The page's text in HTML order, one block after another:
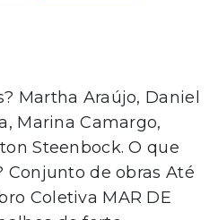
Martha Araújo, Daniel
Marina Camargo,
Steenbock. O que
Conjunto de obras Até
Coletiva MAR DE